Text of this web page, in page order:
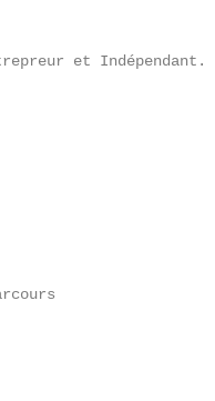
et Indépendant.